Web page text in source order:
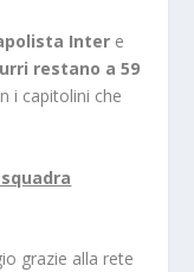
Inter e
restano a 59
i capitolini che
grazie alla rete